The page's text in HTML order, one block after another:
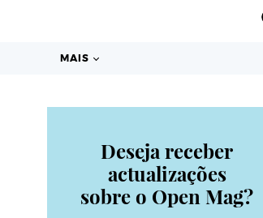
MAIS
Deseja receber
actualizações
sobre o Open Mag?